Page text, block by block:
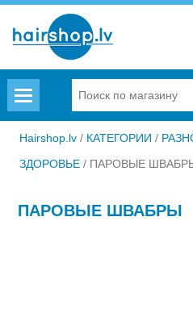
Hairshop.lv / КАТЕГОРИИ /
ЗДОРОВЬЕ / ПАРОВЫЕ
ПАРОВЫЕ ШВАБРЫ